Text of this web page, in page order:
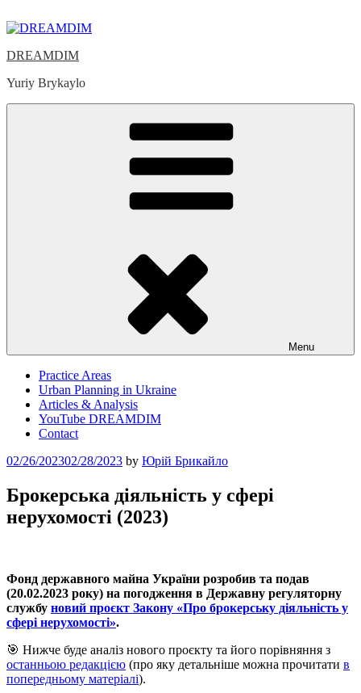
to
DREAMDIM
Yuriy Brykaylo
Menu
Practice Areas
Urban Planning in Ukraine
Articles & Analysis
YouTube DREAMDIM
Contact
Posted
02/26/202302/28/2023 by Юрій Брикайло
Брокерська діяльність у сфері
нерухомості (2023)
Фонд державного майна України розробив та подав
(20.02.2023 року) на погодження в Державну регуляторну
службу новий проєкт Закону «Про брокерську діяльність у
сфері нерухомості».
🎯 Нижче буде аналіз нового проєкту та його порівняння з
останньою редакцією (про яку детальніше можна прочитати в
попередньому матеріалі).